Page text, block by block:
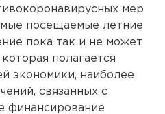
мер
посещаемые летние
пока так и не может
полагается
экономики, наиболее
связанных с
финансирование